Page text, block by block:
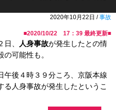
2020年10月22日 /事故
■2020/10/22 17：39 最終更新■
、 人身事故が発生したとの情
可能性も。
午後４時３９分ころ、京阪本線
人身事故が発生したというこ